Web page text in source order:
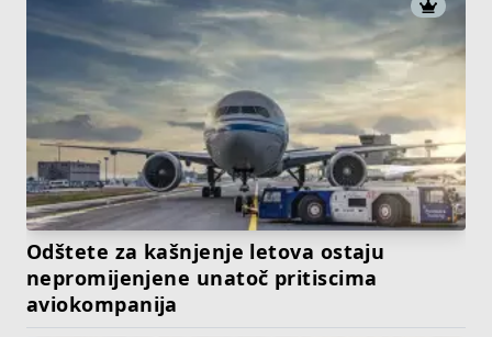
Odštete za kašnjenje letova ostaju
nepromijenjene unatoč pritiscima
aviokompanija